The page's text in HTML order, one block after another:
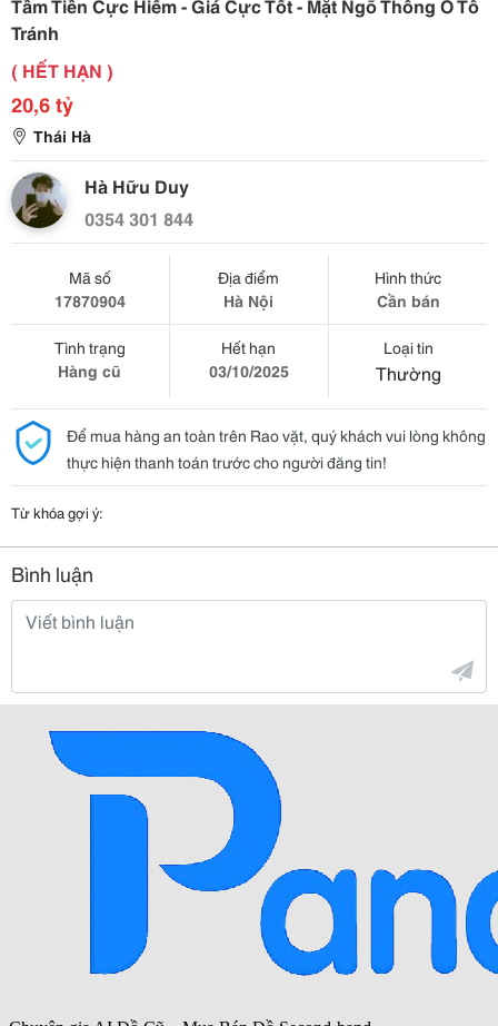
Tránh
( HẾT HẠN )
20,6 tỷ
Thái Hà
Hà Hữu Duy
0354 301 844
Mã số
17870904
Địa điểm
Hà Nội
Hình thức
Cần bán
Tình trạng
Hàng cũ
Hết hạn
03/10/2025
Loại tin
Thường
Để mua hàng an toàn trên Rao vặt, quý khách vui lòng không
thực hiện thanh toán trước cho người đăng tin!
Từ khóa gợi ý:
Bình luận